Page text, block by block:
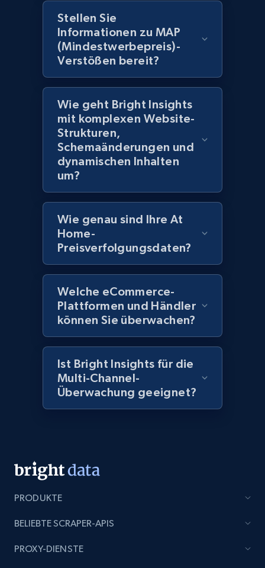
2.1K+ 353+ Jetzt anfangen
Home Depot US - Discover products by
specified URL
URL, Domain, Country code, Model number,
Sku, Product id, Product name, Manufacturer,
and more.
2.1K+ 353+ Jetzt anfangen
Home Depot US - Discover products by
specified UPC
URL, Domain, Country code, Model number,
Sku, Product id, Product name, Manufacturer,
and more.
2.1K+ 353+ Jetzt anfangen
Home Depot US - Discovery products by
specific category URL
Etsy
Stellen Sie
Informationen zu MAP
(Mindestwerbepreis)-
Verstößen bereit?
Wie geht Bright Insights
mit komplexen Website-
Strukturen,
Schemaänderungen und
dynamischen Inhalten
um?
Wie genau sind Ihre At
Home-
Preisverfolgungsdaten?
Welche eCommerce-
Plattformen und Händler
können Sie überwachen?
Ist Bright Insights für die
Multi-Channel-
Überwachung geeignet?
PRODUKTE
BELIEBTE SCRAPER-APIS
PROXY-DIENSTE